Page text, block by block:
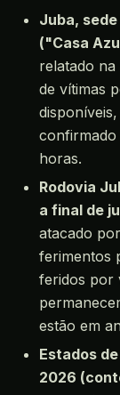
Juba,
("Casa
relatado na
de vítimas
horas.
Rodovia
a final de
atacado
ferimentos
feridos por
estão em
Estados
2026